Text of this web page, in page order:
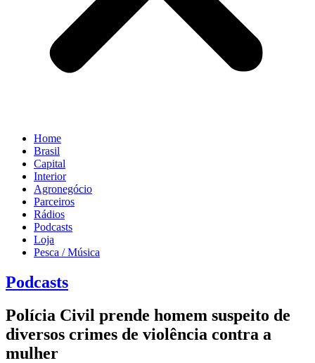
Home
Brasil
Capital
Interior
Agronegócio
Parceiros
Rádios
Podcasts
Loja
Pesca / Música
Podcasts
Polícia Civil prende homem suspeito de
diversos crimes de violência contra a
mulher